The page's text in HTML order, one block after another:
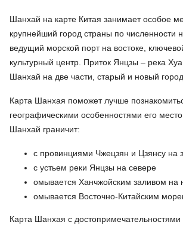
Шанхай на карте Китая занимает особое
крупнейший город страны по численности
ведущий морской порт на востоке,
культурный центр. Приток Янцзы – река
Шанхай на две части, старый и новый
Карта Шанхая поможет лучше
географическими особенностями его
Шанхай граничит:
с провинциями Чжецзян и Цзянсу на
с устьем реки Янцзы на севере
омывается Ханчжойским заливом на
омывается Восточно-Китайским
Карта Шанхая с достопримечательностями